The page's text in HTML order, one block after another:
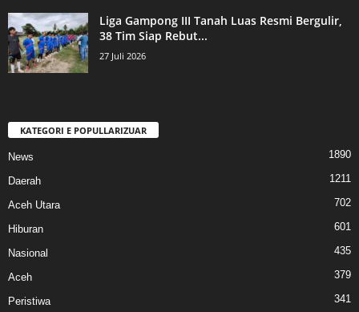
Liga Gampong III Tanah Luas Resmi Bergulir,
38 Tim Siap Rebut...
27 Juli 2026
KATEGORI E POPULLARIZUAR
News 1890
Daerah 1211
Aceh Utara 702
Hiburan 601
Nasional 435
Aceh 379
Peristiwa 341